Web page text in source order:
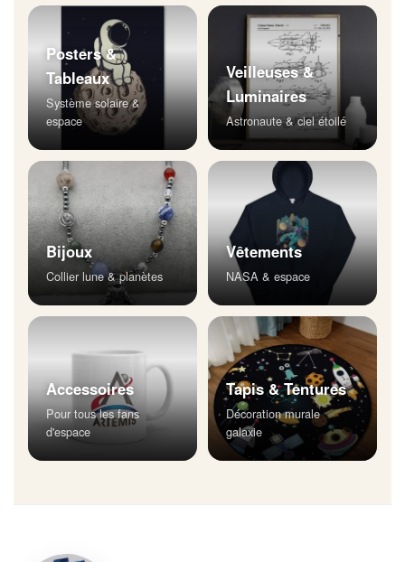
Posters &
Tableaux
Système solaire &
espace
Veilleuses &
Luminaires
Astronaute & ciel étoilé
Bijoux
Collier lune & planètes
Vêtements
NASA & espace
Accessoires
Pour tous les fans
d'espace
Tapis & Tentures
Décoration murale
galaxie